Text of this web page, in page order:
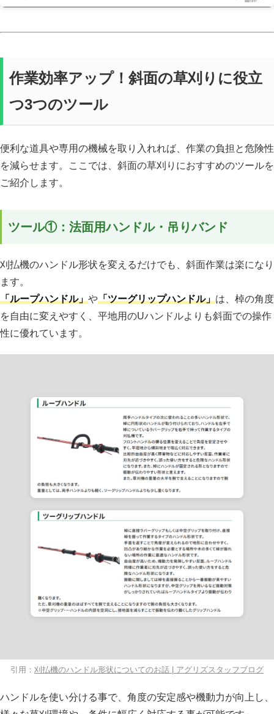
作業効率アップ！斜面の草刈りに役立
つ3つのツール
便利な道具や専用の機械を取り入れれば、作業の負担と危険性
を減らせます。ここでは、斜面の草刈りにおすすめのツールを
ご紹介します。
ツール①：法面用ハンドル・吊りバンド
刈払機のハンドル形状を変えるだけでも、斜面作業は楽になり
ます。
「ループハンドル」や「ツーグリップハンドル」は、棹の角度
を自由に変えやすく、平地用のUハンドルよりも斜面での操作
性に優れています。
引用： 刈払機のハンドル形状についてのお話 | アグリズスタッフブログ
ハンドルを使い分ける事で、角度の安定感や機動力が向上し、